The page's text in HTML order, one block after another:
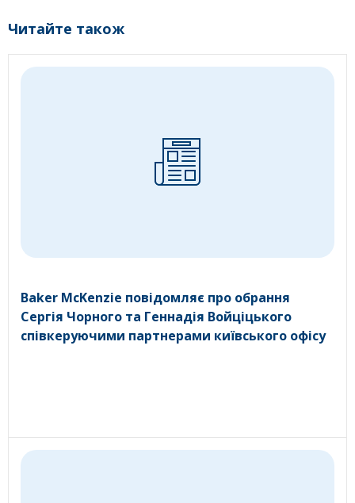
Читайте також
Baker McKenzie повідомляє про обрання
Сергія Чорного та Геннадія Войціцького
співкеруючими партнерами київського офісу